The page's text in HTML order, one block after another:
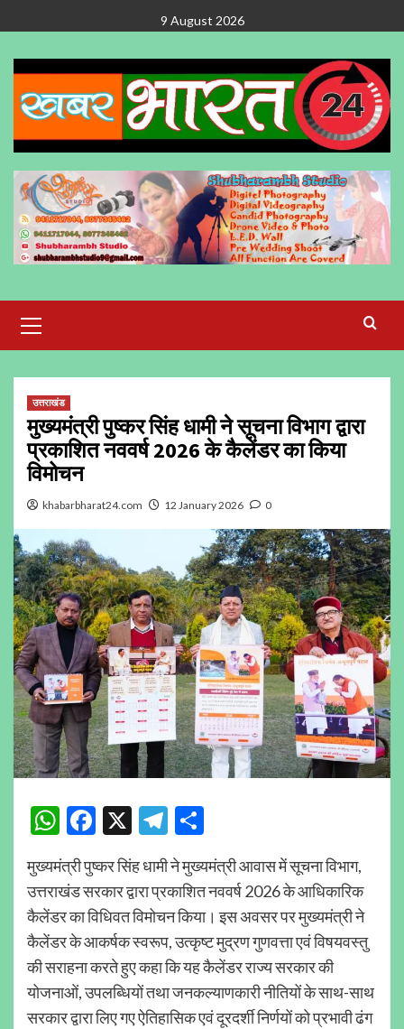
to
content
9 August 2026
Menu
उत्तराखंड
मुख्यमंत्री पुष्कर सिंह धामी ने सूचना विभाग द्वारा
प्रकाशित नववर्ष 2026 के कैलेंडर का किया
विमोचन
khabarbharat24.com 12 January 2026 0
WhatsApp
Facebook
X Telegram
मुख्यमंत्री पुष्कर सिंह धामी ने मुख्यमंत्री आवास में सूचना विभाग,
उत्तराखंड सरकार द्वारा प्रकाशित नववर्ष 2026 के आधिकारिक
कैलेंडर का विधिवत विमोचन किया। इस अवसर पर मुख्यमंत्री ने
कैलेंडर के आकर्षक स्वरूप, उत्कृष्ट मुद्रण गुणवत्ता एवं विषयवस्तु
की सराहना करते हुए कहा कि यह कैलेंडर राज्य सरकार की
योजनाओं, उपलब्धियों तथा जनकल्याणकारी नीतियों के साथ-साथ
सरकार द्वारा लिए गए ऐतिहासिक एवं दूरदर्शी निर्णयों को प्रभावी ढंग